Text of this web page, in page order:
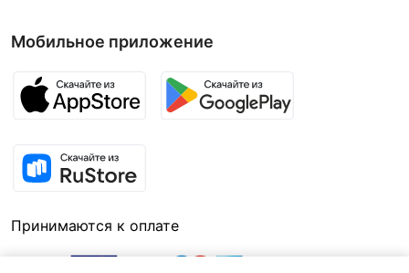
Мобильное приложение
Принимаются к оплате